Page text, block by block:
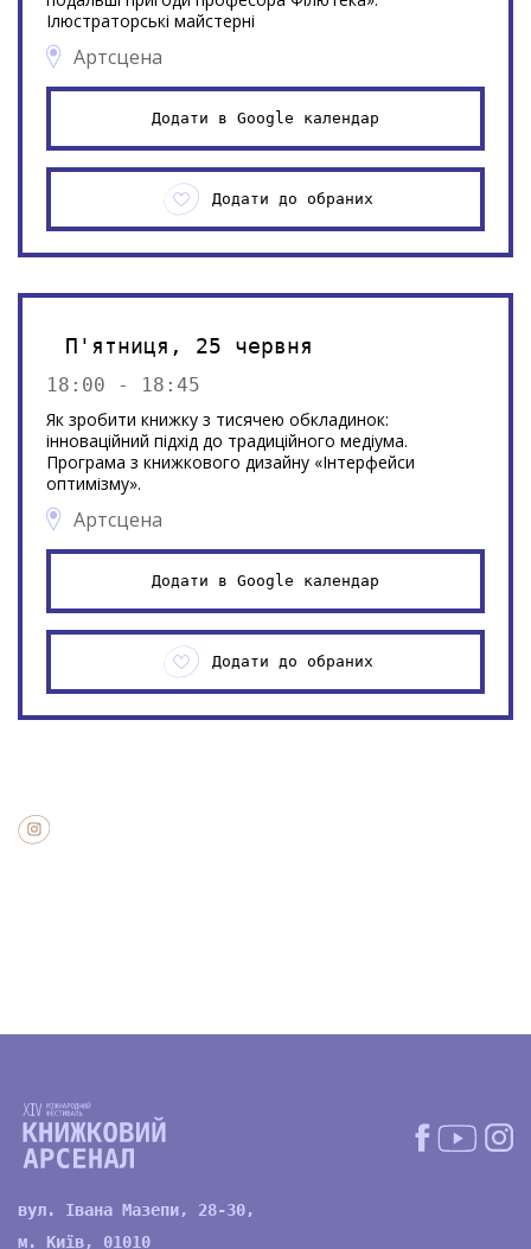
Ілюстраторські майстерні
Артсцена
Додати в Google календар
Додати до обраних
П'ятниця, 25 червня
18:00 - 18:45
Як зробити книжку з тисячею обкладинок:
інноваційний підхід до традиційного медіума.
Програма з книжкового дизайну «Інтерфейси
оптимізму».
Артсцена
Додати в Google календар
Додати до обраних
вул. Івана Мазепи, 28-30,
м. Київ, 01010